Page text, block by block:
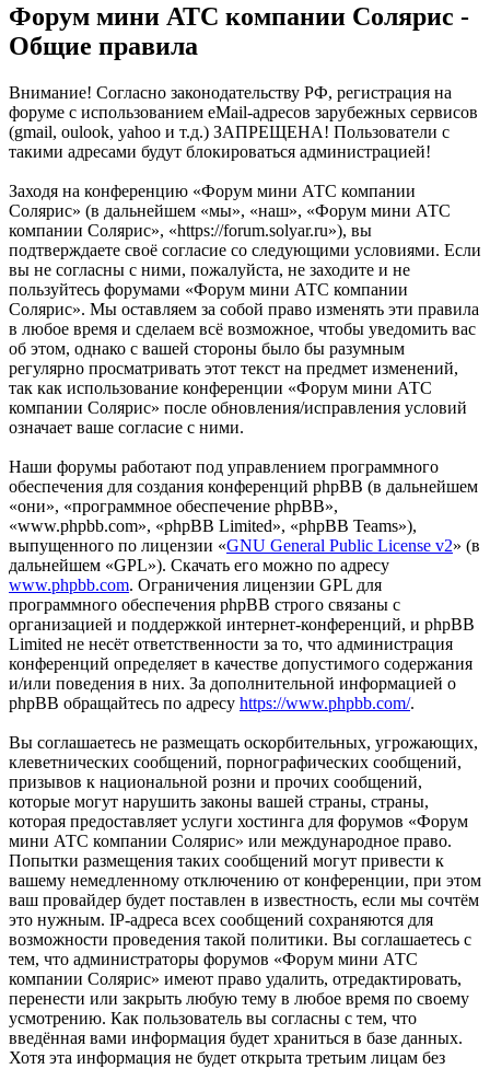
Форум мини АТС компании Солярис -
Общие правила
Внимание! Согласно законодательству РФ, регистрация на
форуме с использованием eMail-адресов зарубежных сервисов
(gmail, oulook, yahoo и т.д.) ЗАПРЕЩЕНА! Пользователи с
такими адресами будут блокироваться администрацией!
Заходя на конференцию «Форум мини АТС компании
Солярис» (в дальнейшем «мы», «наш», «Форум мини АТС
компании Солярис», «https://forum.solyar.ru»), вы
подтверждаете своё согласие со следующими условиями. Если
вы не согласны с ними, пожалуйста, не заходите и не
пользуйтесь форумами «Форум мини АТС компании
Солярис». Мы оставляем за собой право изменять эти правила
в любое время и сделаем всё возможное, чтобы уведомить вас
об этом, однако с вашей стороны было бы разумным
регулярно просматривать этот текст на предмет изменений,
так как использование конференции «Форум мини АТС
компании Солярис» после обновления/исправления условий
означает ваше согласие с ними.
Наши форумы работают под управлением программного
обеспечения для создания конференций phpBB (в дальнейшем
«они», «программное обеспечение phpBB»,
«www.phpbb.com», «phpBB Limited», «phpBB Teams»),
выпущенного по лицензии «GNU General Public License v2» (в
дальнейшем «GPL»). Скачать его можно по адресу
www.phpbb.com. Ограничения лицензии GPL для
программного обеспечения phpBB строго связаны с
организацией и поддержкой интернет-конференций, и phpBB
Limited не несёт ответственности за то, что администрация
конференций определяет в качестве допустимого содержания
и/или поведения в них. За дополнительной информацией о
phpBB обращайтесь по адресу https://www.phpbb.com/.
Вы соглашаетесь не размещать оскорбительных, угрожающих,
клеветнических сообщений, порнографических сообщений,
призывов к национальной розни и прочих сообщений,
которые могут нарушить законы вашей страны, страны,
которая предоставляет услуги хостинга для форумов «Форум
мини АТС компании Солярис» или международное право.
Попытки размещения таких сообщений могут привести к
вашему немедленному отключению от конференции, при этом
ваш провайдер будет поставлен в известность, если мы сочтём
это нужным. IP-адреса всех сообщений сохраняются для
возможности проведения такой политики. Вы соглашаетесь с
тем, что администраторы форумов «Форум мини АТС
компании Солярис» имеют право удалить, отредактировать,
перенести или закрыть любую тему в любое время по своему
усмотрению. Как пользователь вы согласны с тем, что
введённая вами информация будет храниться в базе данных.
Хотя эта информация не будет открыта третьим лицам без